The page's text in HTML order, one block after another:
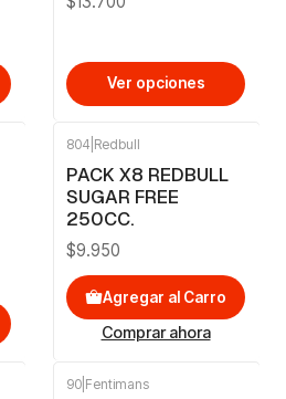
Ver opciones
804 Redbull
PACK X8 REDBULL
SUGAR FREE
250CC.
$9.950
Agregar al Carro
Comprar ahora
90 Fentimans